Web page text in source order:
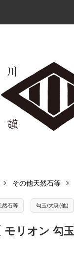
その他天然石等
然石等 勾玉/大珠(他)
モリオン 勾